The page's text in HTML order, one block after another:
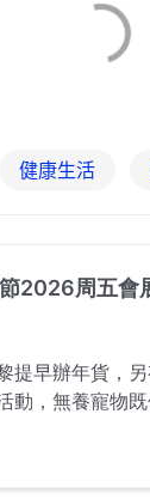
健康生活